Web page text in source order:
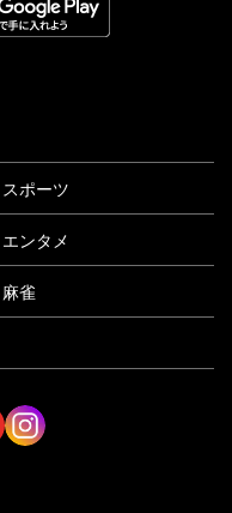
スポーツ
エンタメ
麻雀